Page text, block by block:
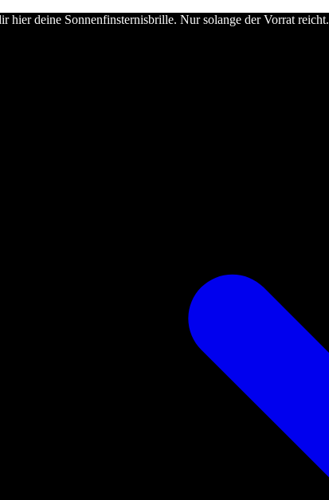
hier deine Sonnenfinsternisbrille. Nur solange der Vorrat reicht.